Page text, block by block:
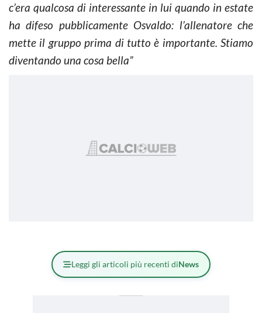
c’era qualcosa di interessante in lui quando in estate
ha difeso pubblicamente Osvaldo: l’allenatore che
mette il gruppo prima di tutto è importante. Stiamo
diventando una cosa bella”
Leggi gli articoli più recenti diNews